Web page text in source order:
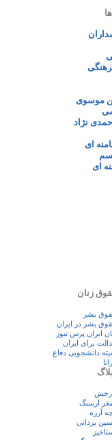
موسوی
نژاد
ای
ای
زنان
بشر
بشر در ایران
ايران پرس نيوز
برای ایران
دانشجویی دفاع
ارسنگ
آزره
یزدانی